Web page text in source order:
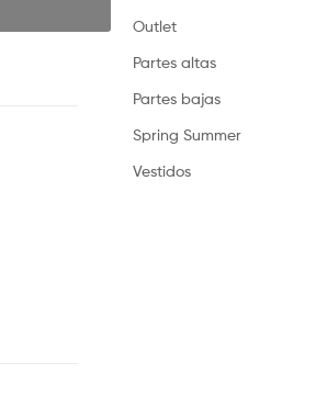
Outlet
Partes altas
Partes bajas
Spring Summer
Vestidos